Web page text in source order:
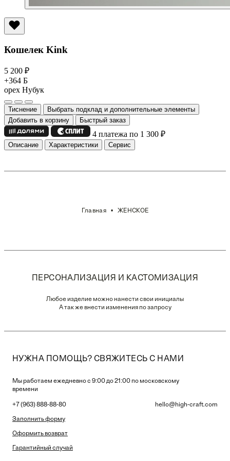
Кошелек Kink
5 200 ₽
+364 Б
орех Нубук
Тиснение
Выбрать подклад и дополнительные элементы
Добавить в корзину
Быстрый заказ
4 платежа по 1 300 ₽
Описание Характеристики Сервис
Главная ЖЕНСКОЕ
ПЕРСОНАЛИЗАЦИЯ И КАСТОМИЗАЦИЯ
Любое изделие можно нанести свои инициалы
А так же внести изменения по запросу
НУЖНА ПОМОЩЬ? СВЯЖИТЕСЬ С НАМИ
Мы работаем ежедневно с 9:00 до 21:00 по московскому
времени
+7 (963) 888-88-80 hello@high-craft.com
Заполнить форму
Оформить возврат
Гарантийный случай